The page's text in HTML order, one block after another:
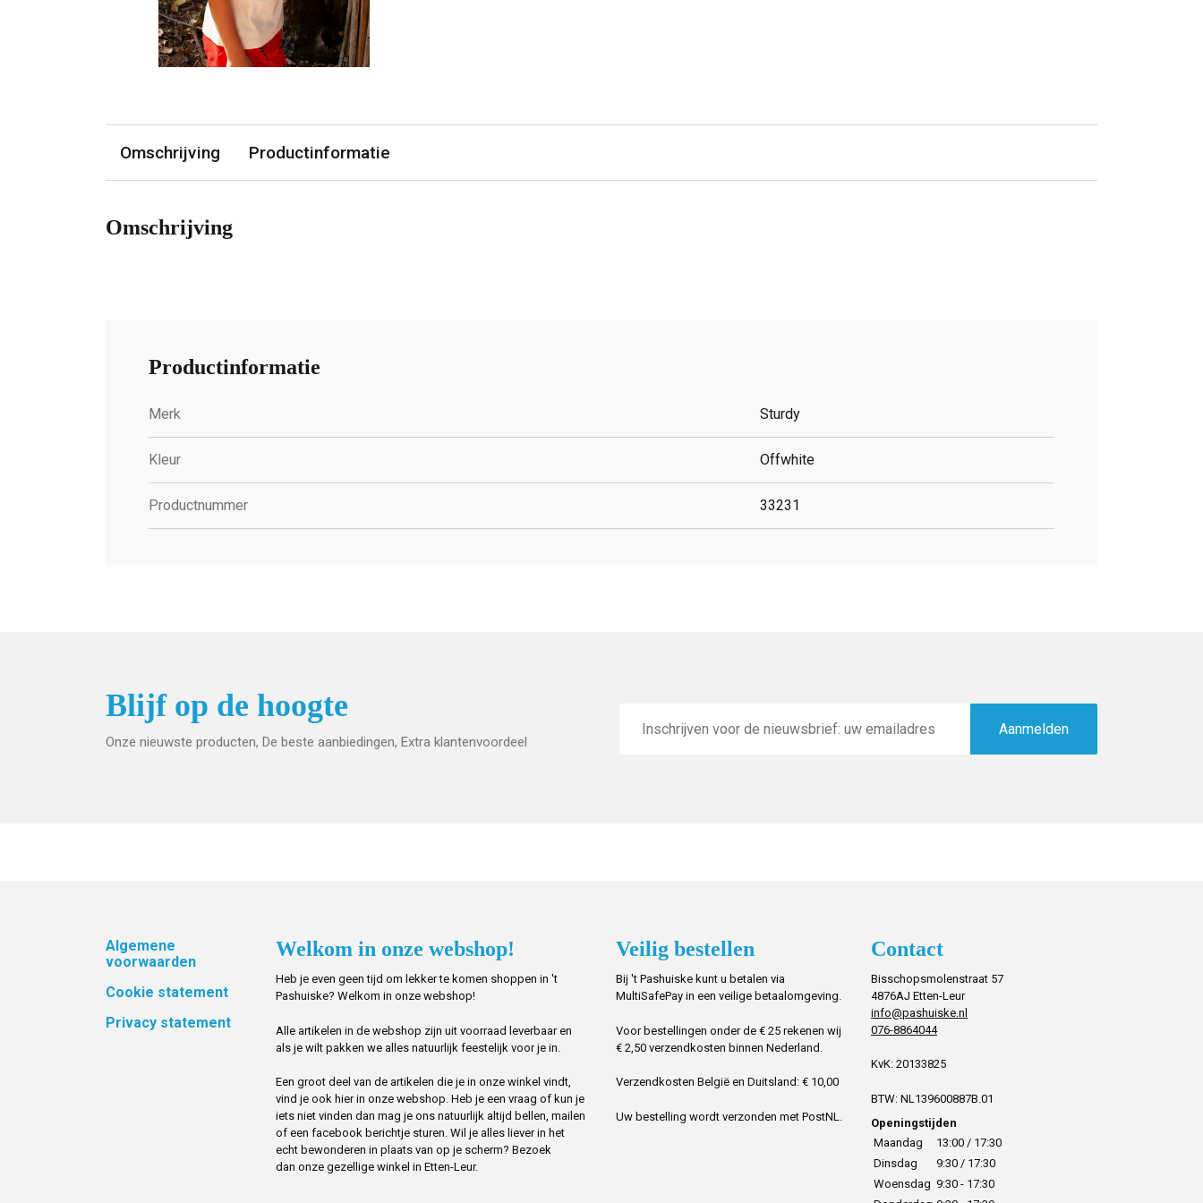
Omschrijving Productinformatie
Omschrijving
Productinformatie
Merk Sturdy
Kleur Offwhite
Productnummer 33231
Blijf op de hoogte
Onze nieuwste producten, De beste aanbiedingen, Extra klantenvoordeel
mailadres
Aanmelden
Footer
Algemene
voorwaarden
Cookie statement
Privacy statement
Welkom in onze webshop!
Heb je even geen tijd om lekker te komen shoppen in 't
Pashuiske? Welkom in onze webshop!
Alle artikelen in de webshop zijn uit voorraad leverbaar en
als je wilt pakken we alles natuurlijk feestelijk voor je in.
Een groot deel van de artikelen die je in onze winkel vindt,
vind je ook hier in onze webshop. Heb je een vraag of kun je
iets niet vinden dan mag je ons natuurlijk altijd bellen, mailen
of een facebook berichtje sturen. Wil je alles liever in het
echt bewonderen in plaats van op je scherm? Bezoek
dan onze gezellige winkel in Etten-Leur.
Veilig bestellen
Bij 't Pashuiske kunt u betalen via
MultiSafePay in een veilige betaalomgeving.
Voor bestellingen onder de € 25 rekenen wij
€ 2,50 verzendkosten binnen Nederland.
Verzendkosten België en Duitsland: € 10,00
Uw bestelling wordt verzonden met PostNL.
Contact
Bisschopsmolenstraat 57
4876AJ Etten-Leur
info@pashuiske.nl
076-8864044
KvK: 20133825
BTW: NL139600887B.01
Openingstijden
Maandag
13:00 / 17:30
Dinsdag
9:30 / 17:30
Woensdag 9:30 - 17:30